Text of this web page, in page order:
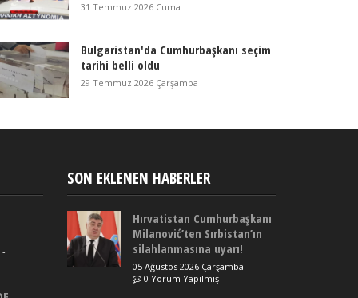
31 Temmuz 2026 Cuma
Bulgaristan'da Cumhurbaşkanı seçim
tarihi belli oldu
29 Temmuz 2026 Çarşamba
-
SON EKLENEN HABERLER
Hırvatistan Cumhurbaşkanı
Milanović’ten Sırbistan’ın
silahlanmasına uyarı!
05 Ağustos 2026 Çarşamba -
0 Yorum Yapılmış